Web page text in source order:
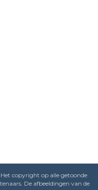
Het copyright op alle getoonde
De afbeeldingen van de